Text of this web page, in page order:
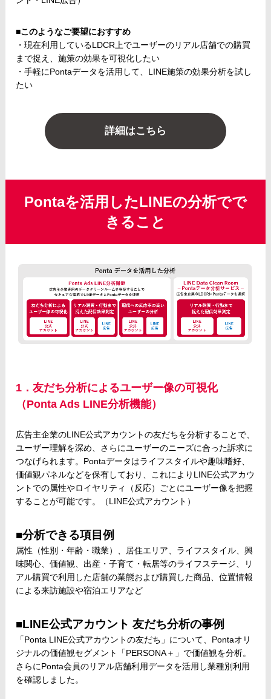
■このようなご要望におすすめ
・現在利用しているLDCR上でユーザーのリアル店舗での購買
まで捉え、施策の効果を可視化したい
・手軽にPontaデータを活用して、LINE施策の効果分析を試し
たい
詳細はこちら
Pontaを活用したLINEの分析でで
きること
1．友だち分析によるユーザー像の可視化
（Ponta Ads LINE分析機能）
広告主企業のLINE公式アカウントの友だちを分析することで、
ユーザー理解を深め、さらにユーザーのニーズに合った訴求に
つなげられます。Pontaデータはライフスタイルや趣味嗜好、
価値観パネルなどを保有しており、これによりLINE公式アカウ
ントでの属性やロイヤリティ（反応）ごとにユーザー像を把握
することが可能です。（LINE公式アカウント）
■分析できる項目例
属性（性別・年齢・職業）、居住エリア、ライフスタイル、興
味関心、価値観、出産・子育て・転居等のライフステージ、リ
アル購買で利用した店舗の業態および購買した商品、位置情報
による来訪施設や宿泊エリアなど
■LINE公式アカウント 友だち分析の事例
「Ponta LINE公式アカウントの友だち」について、Pontaオリ
ジナルの価値観セグメント「PERSONA＋」で価値観を分析。
さらにPonta会員のリアル店舗利用データを活用し業種別利用
を確認しました。